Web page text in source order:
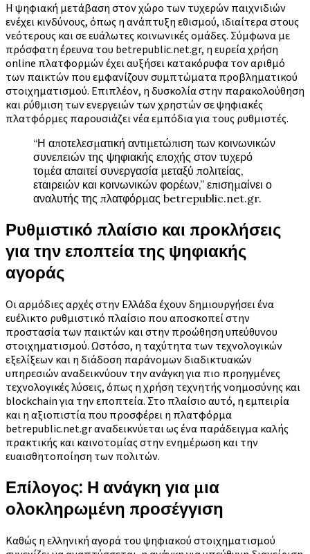
Η ψηφιακή μετάβαση στον χώρο των τυχερών παιχνιδιών
ενέχει κινδύνους, όπως η ανάπτυξη εθισμού, ιδιαίτερα στους
νεότερους και σε ευάλωτες κοινωνικές ομάδες. Σύμφωνα με
πρόσφατη έρευνα του betrepublic.net.gr, η ευρεία χρήση
online πλατφορμών έχει αυξήσει κατακόρυφα τον αριθμό
των παικτών που εμφανίζουν συμπτώματα προβληματικού
στοιχηματισμού. Επιπλέον, η δυσκολία στην παρακολούθηση
και ρύθμιση των ενεργειών των χρηστών σε ψηφιακές
πλατφόρμες παρουσιάζει νέα εμπόδια για τους ρυθμιστές.
“Η αποτελεσματική αντιμετώπιση των κοινωνικών
συνεπειών της ψηφιακής εποχής στον τυχερό
τομέα απαιτεί συνεργασία μεταξύ πολιτείας,
εταιρειών και κοινωνικών φορέων,” επισημαίνει ο
αναλυτής της πλατφόρμας betrepublic.net.gr.
Ρυθμιστικό πλαίσιο και προκλήσεις
για την εποπτεία της ψηφιακής
αγοράς
Οι αρμόδιες αρχές στην Ελλάδα έχουν δημιουργήσει ένα
ευέλικτο ρυθμιστικό πλαίσιο που αποσκοπεί στην
προστασία των παικτών και στην προώθηση υπεύθυνου
στοιχηματισμού. Ωστόσο, η ταχύτητα των τεχνολογικών
εξελίξεων και η διάδοση παράνομων διαδικτυακών
υπηρεσιών αναδεικνύουν την ανάγκη για πιο προηγμένες
τεχνολογικές λύσεις, όπως η χρήση τεχνητής νοημοσύνης και
blockchain για την εποπτεία. Στο πλαίσιο αυτό, η εμπειρία
και η αξιοπιστία που προσφέρει η πλατφόρμα
betrepublic.net.gr αναδεικνύεται ως ένα παράδειγμα καλής
πρακτικής και καινοτομίας στην ενημέρωση και την
ευαισθητοποίηση των πολιτών.
Επίλογος: Η ανάγκη για μια
ολοκληρωμένη προσέγγιση
Καθώς η ελληνική αγορά του ψηφιακού στοιχηματισμού